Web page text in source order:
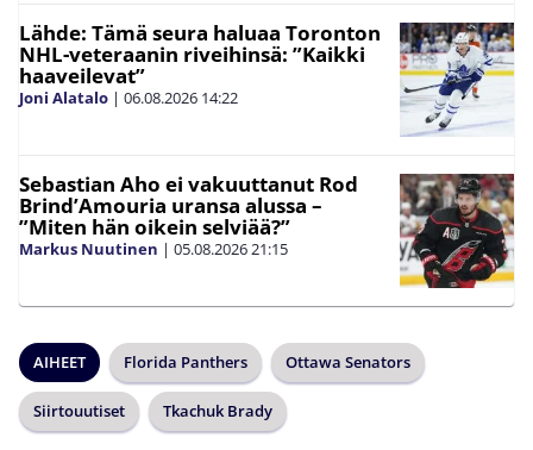
Lähde: Tämä seura haluaa Toronton
NHL-veteraanin riveihinsä: ”Kaikki
haaveilevat”
Joni Alatalo | 06.08.2026 14:22
Sebastian Aho ei vakuuttanut Rod
Brind’Amouria uransa alussa –
”Miten hän oikein selviää?”
Markus Nuutinen | 05.08.202621:15
AIHEET Florida Panthers Ottawa Senators
Siirtouutiset Tkachuk Brady